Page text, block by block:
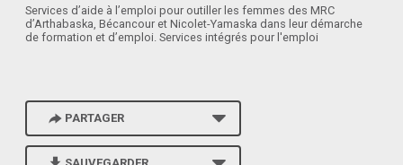
Services d’aide à l’emploi pour outiller les femmes des MRC
d’Arthabaska, Bécancour et Nicolet-Yamaska dans leur démarche
de formation et d’emploi. Services intégrés pour l'emploi
PARTAGER